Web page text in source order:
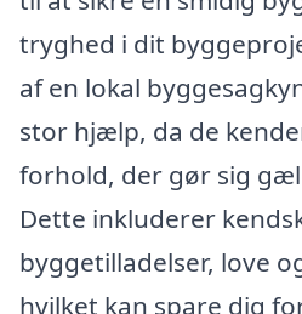
tryghed i dit
af en lokal
stor hjælp, da de
forhold, der gør sig
Dette inkluderer
byggetilladelser, love
hvilket kan spare dig